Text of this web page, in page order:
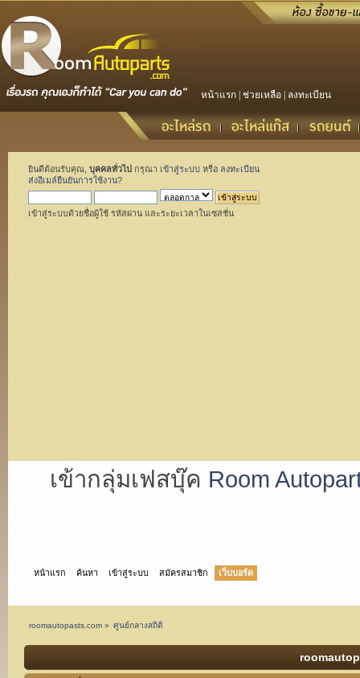
หน้าแรก ช่วยเหลือ ลงทะเบียน
ยินดีต้อนรับคุณ, บุคคลทั่วไป กรุณา เข้าสู่ระบบ หรือ ลงทะเบียน
ส่งอีเมล์ยืนยันการใช้งาน?
เข้าสู่ระบบด้วยชื่อผู้ใช้ รหัสผ่าน และระยะเวลาในเซสชั่น
เข้ากลุ่มเฟสบุ๊ค Room
หน้าแรก ค้นหา เข้าสู่ระบบ สมัครสมาชิก เว็บบอร์ด
roomautopasts.com» ศูนย์กลางสถิติ